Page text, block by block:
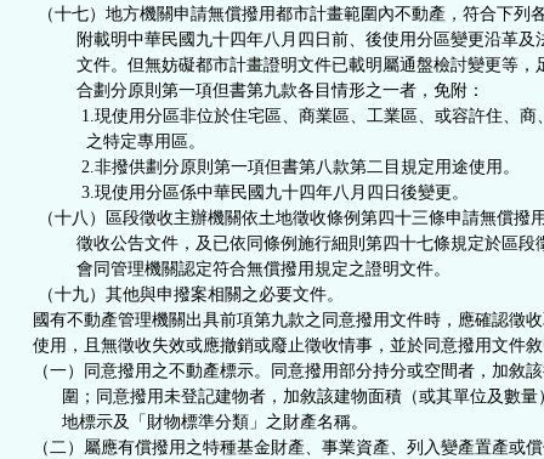
（十七）地方機關申請無償撥用都市計畫範圍內不動產，符合下列
附載明中華民國九十四年八月四日前、後使用分區變更沿革及
文件。但無妨礙都市計畫證明文件已載明屬通盤檢討變更等，
合劃分原則第一項但書第九款各目情形之一者，免附：
1.現使用分區非位於住宅區、商業區、工業區、或容許住、商
之特定專用區。
2.非撥供劃分原則第一項但書第八款第二目規定用途使用。
3.現使用分區係中華民國九十四年八月四日後變更。
（十八）區段徵收主辦機關依土地徵收條例第四十三條申請無償撥
徵收公告文件，及已依同條例施行細則第四十七條規定於區段
會同管理機關認定符合無償撥用規定之證明文件。
（十九）其他與申撥案相關之必要文件。
國有不動產管理機關出具前項第九款之同意撥用文件時，應確認徵
使用，且無徵收失效或應撤銷或廢止徵收情事，並於同意撥用文件
（一）同意撥用之不動產標示。同意撥用部分持分或空間者，加敘
圍；同意撥用未登記建物者，加敘該建物面積（或其單位及數量
地標示及「財物標準分類」之財產名稱。
（二）屬應有償撥用之特種基金財產、事業資產、列入變產置產或